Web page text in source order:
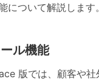
について解説します。
ル機能
版では、顧客や社